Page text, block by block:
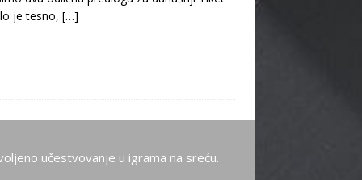
je tesno, […]
učestvovanje u igrama na sreću.